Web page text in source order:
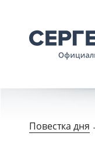
Повестка дня